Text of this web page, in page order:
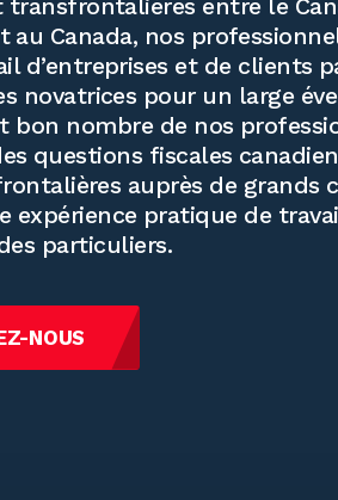
entre le
Canada, nos
d’entreprises et de clients
novatrices pour un large
bon nombre de nos
questions fiscales
auprès de grands
pratique de
particuliers.
NOUS